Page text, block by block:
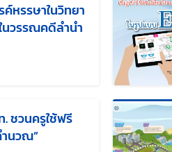
หรรษาในวิทยา
วรรณคดีลำนำ
ชวนครูใช้ฟรี
นวณ”